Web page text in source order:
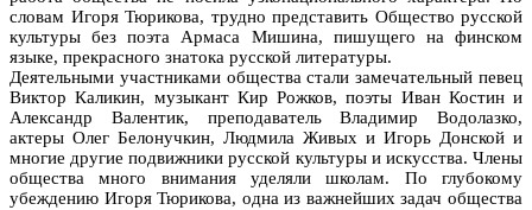
словам Игоря Тюрикова, трудно представить Общество русской
культуры без поэта Армаса Мишина, пишущего на финском
языке, прекрасного знатока русской литературы.
Деятельными участниками общества стали замечательный певец
Виктор Каликин, музыкант Кир Рожков, поэты Иван Костин и
Александр Валентик, преподаватель Владимир Водолазко,
актеры Олег Белонучкин, Людмила Живых и Игорь Донской и
многие другие подвижники русской культуры и искусства. Члены
общества много внимания уделяли школам. По глубокому
убеждению Игоря Тюрикова, одна из важнейших задач общества